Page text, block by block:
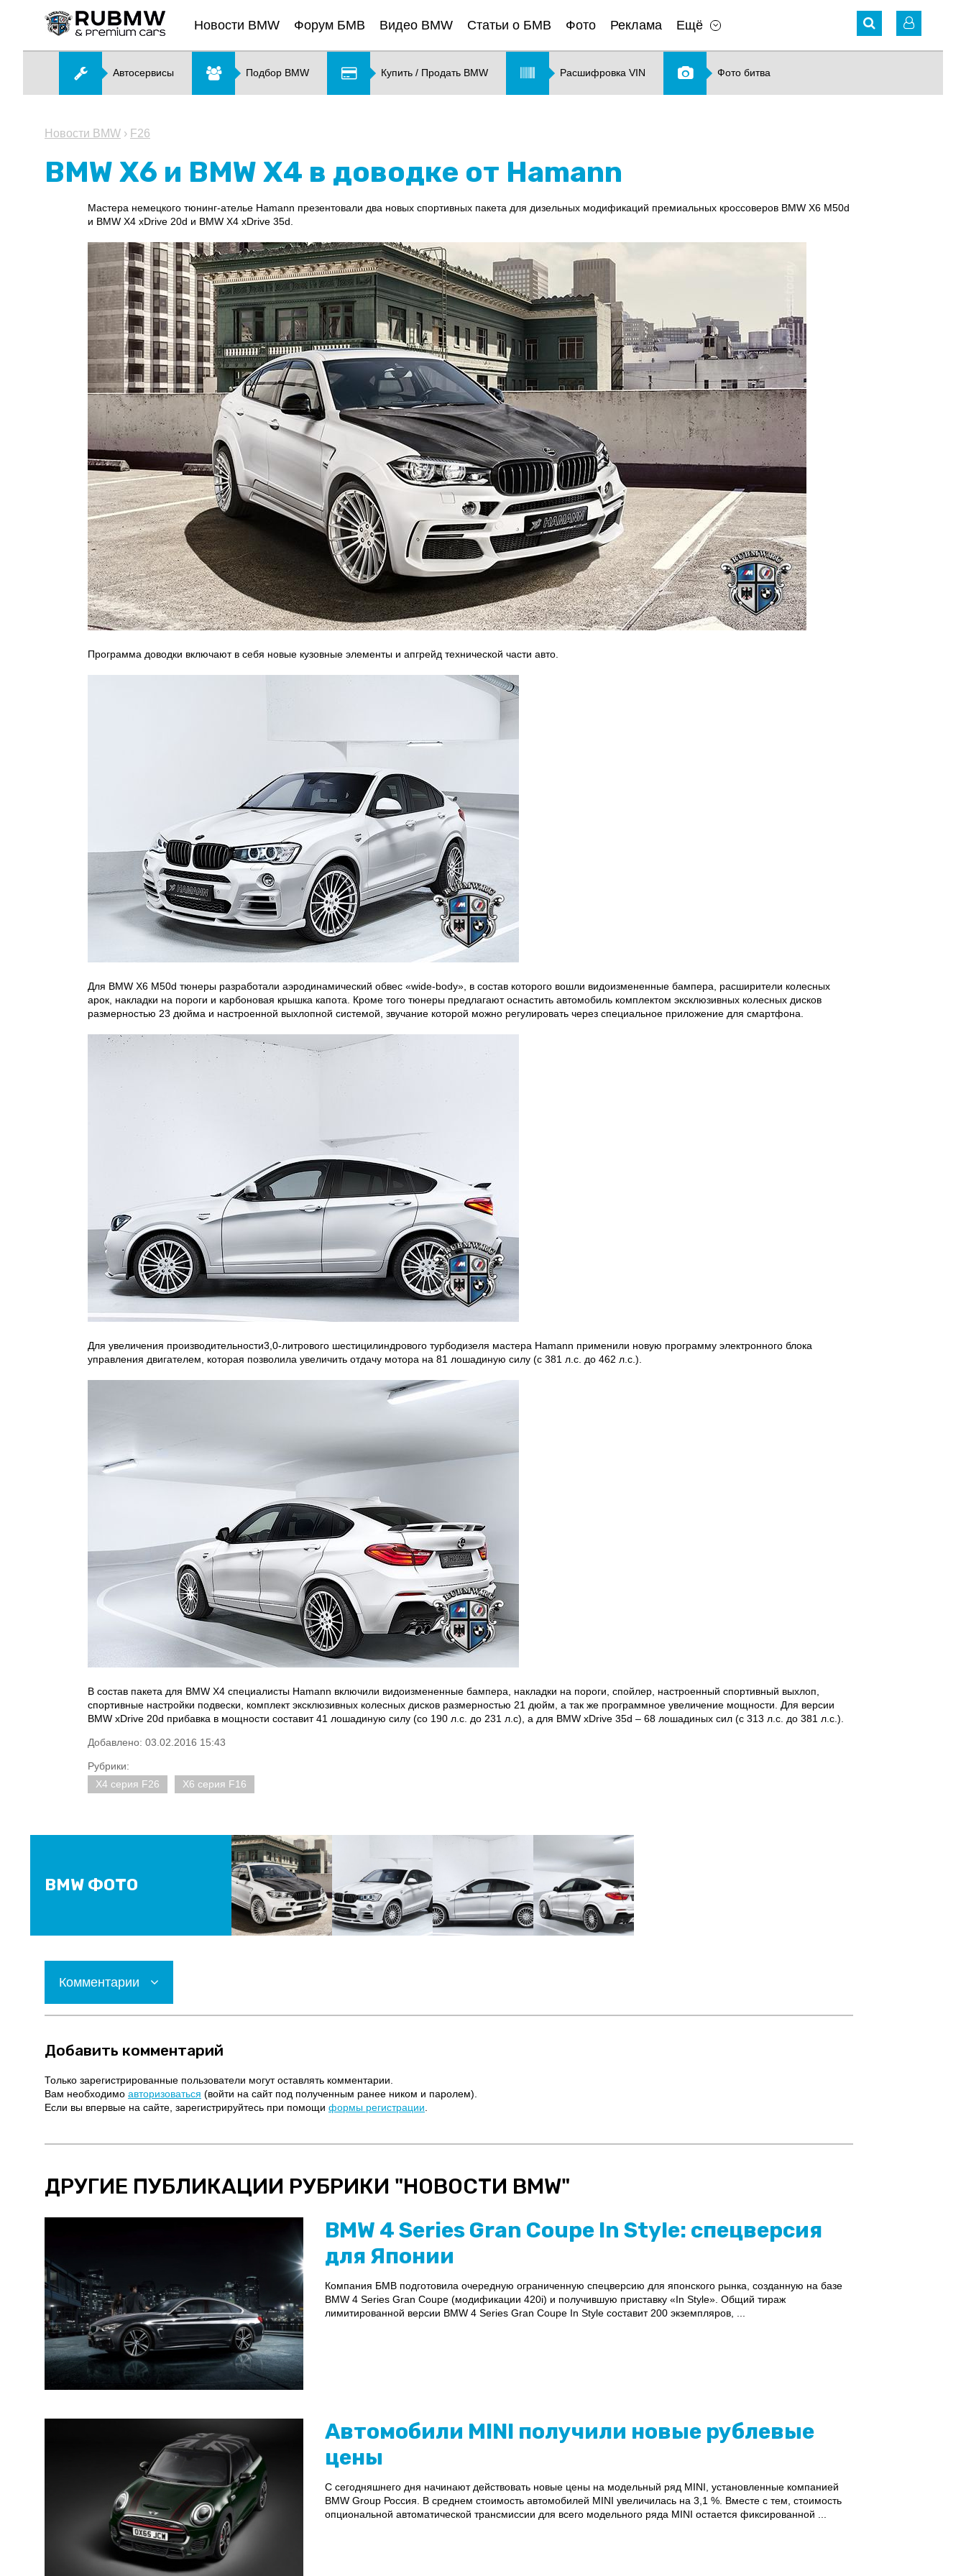
Новости BMW Форум БМВ Видео BMW Статьи о БМВ Фото Реклама Ещё
Автосервисы Подбор BMW Купить / Продать BMW Расшифровка VIN Фото битва
Новости BMW › F26
BMW X6 и BMW X4 в доводке от Hamann
Мастера немецкого тюнинг-ателье Hamann презентовали два новых спортивных пакета для дизельных модификаций премиальных кроссоверов BMW X6 M50d
и BMW X4 xDrive 20d и BMW X4 xDrive 35d.
Программа доводки включают в себя новые кузовные элементы и апгрейд технической части авто.
Для BMW X6 M50d тюнеры разработали аэродинамический обвес «wide-body», в состав которого вошли видоизмененные бампера, расширители колесных
арок, накладки на пороги и карбоновая крышка капота. Кроме того тюнеры предлагают оснастить автомобиль комплектом эксклюзивных колесных дисков
размерностью 23 дюйма и настроенной выхлопной системой, звучание которой можно регулировать через специальное приложение для смартфона.
Для увеличения производительности3,0-литрового шестицилиндрового турбодизеля мастера Hamann применили новую программу электронного блока
управления двигателем, которая позволила увеличить отдачу мотора на 81 лошадиную силу (с 381 л.с. до 462 л.с.).
В состав пакета для BMW X4 специалисты Hamann включили видоизмененные бампера, накладки на пороги, спойлер, настроенный спортивный выхлоп,
спортивные настройки подвески, комплект эксклюзивных колесных дисков размерностью 21 дюйм, а так же программное увеличение мощности. Для версии
BMW xDrive 20d прибавка в мощности составит 41 лошадиную силу (со 190 л.с. до 231 л.с), а для BMW xDrive 35d – 68 лошадиных сил (с 313 л.с. до 381 л.с.).
Добавлено: 03.02.2016 15:43
Рубрики:
X4 серия F26
X6 серия F16
BMW ФОТО
Комментарии
Добавить комментарий
Только зарегистрированные пользователи могут оставлять комментарии.
Вам необходимо авторизоваться (войти на сайт под полученным ранее ником и паролем).
Если вы впервые на сайте, зарегистрируйтесь при помощи формы регистрации
ДРУГИЕ ПУБЛИКАЦИИ РУБРИКИ "НОВОСТИ BMW"
BMW 4 Series Gran Coupe In Style: спецверсия
для Японии
Компания БМВ подготовила очередную ограниченную спецверсию для японского рынка, созданную на базе
BMW 4 Series Gran Coupe (модификации 420i) и получившую приставку «In Style». Общий тираж
лимитированной версии BMW 4 Series Gran Coupe In Style составит 200 экземпляров, ...
Автомобили MINI получили новые рублевые
цены
С сегодняшнего дня начинают действовать новые цены на модельный ряд MINI, установленные компанией
BMW Group Россия. В среднем стоимость автомобилей MINI увеличилась на 3,1 %. Вместе с тем, стоимость
опциональной автоматической трансмиссии для всего модельного ряда MINI остается фиксированной ...